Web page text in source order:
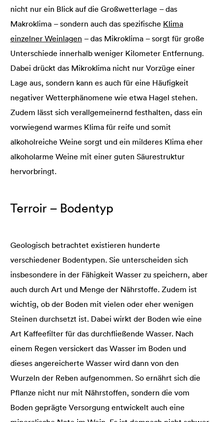
nicht nur ein Blick auf die Großwetterlage – das
Makroklima – sondern auch das spezifische Klima
einzelner Weinlagen – das Mikroklima – sorgt für große
Unterschiede innerhalb weniger Kilometer Entfernung.
Dabei drückt das Mikroklima nicht nur Vorzüge einer
Lage aus, sondern kann es auch für eine Häufigkeit
negativer Wetterphänomene wie etwa Hagel stehen.
Zudem lässt sich verallgemeinernd festhalten, dass ein
vorwiegend warmes Klima für reife und somit
alkoholreiche Weine sorgt und ein milderes Klima eher
alkoholarme Weine mit einer guten Säurestruktur
hervorbringt.
Terroir – Bodentyp
Geologisch betrachtet existieren hunderte
verschiedener Bodentypen. Sie unterscheiden sich
insbesondere in der Fähigkeit Wasser zu speichern, aber
auch durch Art und Menge der Nährstoffe. Zudem ist
wichtig, ob der Boden mit vielen oder eher wenigen
Steinen durchsetzt ist. Dabei wirkt der Boden wie eine
Art Kaffeefilter für das durchfließende Wasser. Nach
einem Regen versickert das Wasser im Boden und
dieses angereicherte Wasser wird dann von den
Wurzeln der Reben aufgenommen. So ernährt sich die
Pflanze nicht nur mit Nährstoffen, sondern die vom
Boden geprägte Versorgung entwickelt auch eine